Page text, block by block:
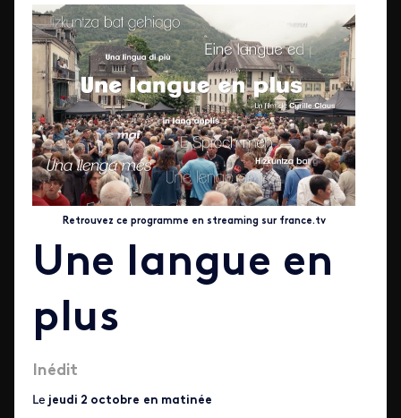
Retrouvez ce programme en streaming sur france.tv
Une langue en
plus
Inédit
Le jeudi 2 octobre en matinée